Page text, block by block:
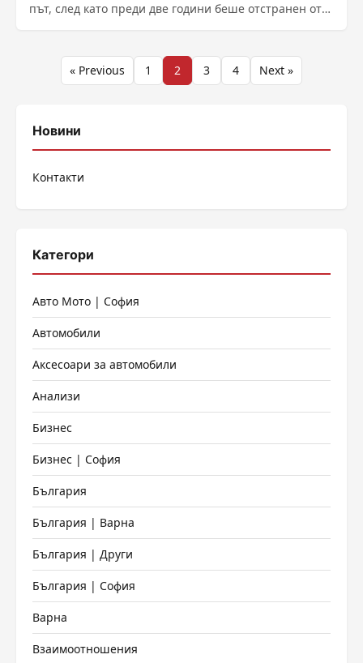
път, след като преди две години беше отстранен от
Разделяне
публикациите
« Previous 1 2 3 4 Next »
Новини
Контакти
Категори
Авто Мото | София
Автомобили
Аксесоари за автомобили
Анализи
Бизнес
Бизнес | София
България
България | Варна
България | Други
България | София
Варна
Взаимоотношения